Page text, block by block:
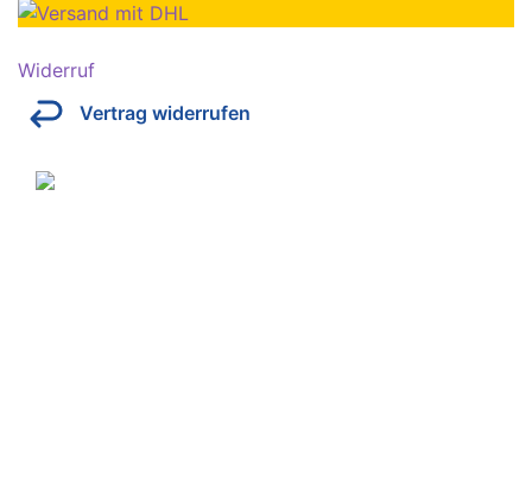
Widerruf
Vertrag widerrufen